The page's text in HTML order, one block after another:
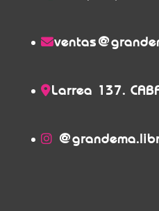
Larrea 137.